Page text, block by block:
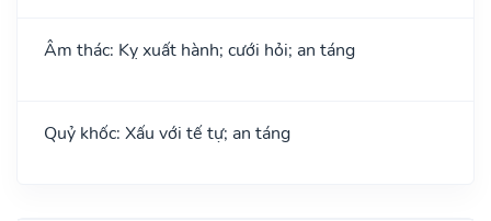
Âm thác: Kỵ xuất hành; cưới hỏi; an táng
Quỷ khốc: Xấu với tế tự; an táng